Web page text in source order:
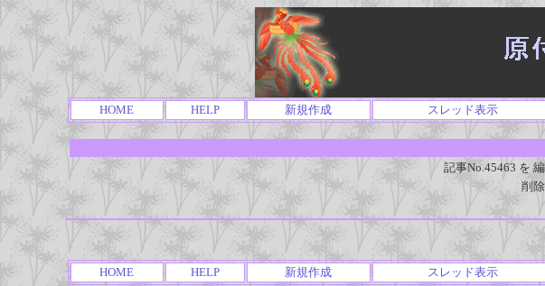
HOME HELP 新規作成 スレッド表示
記事No.45463 を
削
HOME HELP 新規作成 スレッド表示